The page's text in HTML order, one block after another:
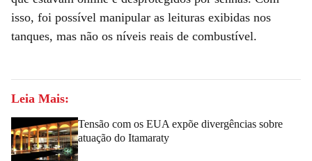
isso, foi possível manipular as leituras exibidas nos
tanques, mas não os níveis reais de combustível.
Leia Mais:
Tensão com os EUA expõe divergências sobre
atuação do Itamaraty